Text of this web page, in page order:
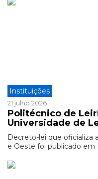
Instituições
21 julho 2026
Politécnico de
Universidade de
Decreto-lei que oficializa
e Oeste foi publicado em